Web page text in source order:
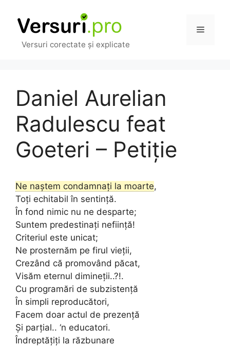
conținut
Versuri corectate și explicate
Meniu
Daniel Aurelian
Radulescu feat
Goeteri – Petiție
Ne naștem condamnați la moarte,
Toți echitabil în sentință.
În fond nimic nu ne desparte;
Suntem predestinați neființă!
Criteriul este unicat;
Ne prosternăm pe firul vieții,
Crezând că promovând păcat,
Visăm eternul dimineții..?!.
Cu programări de subzistență
În simpli reproducători,
Facem doar actul de prezență
Și parțial.. ‘n educatori.
Îndreptățiți la răzbunare